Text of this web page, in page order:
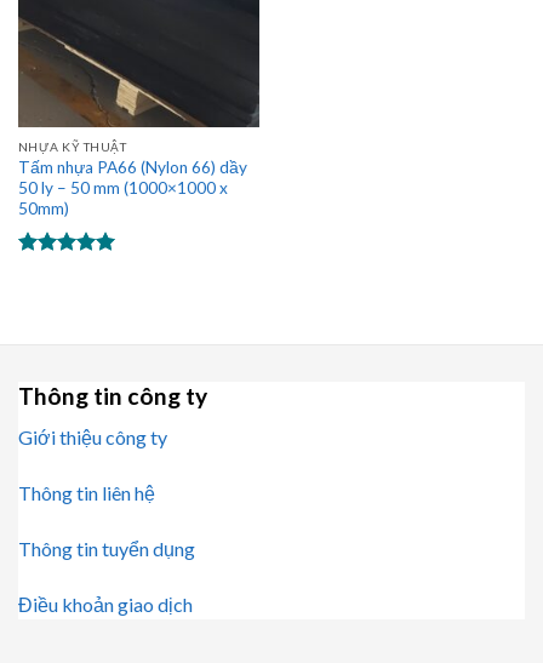
NHỰA KỸ THUẬT
Tấm nhựa PA66 (Nylon 66) dầy
50 ly – 50 mm (1000×1000 x
50mm)
Thông tin công ty
Giới thiệu công ty
Thông tin liên hệ
Thông tin tuyển dụng
Điều khoản giao dịch